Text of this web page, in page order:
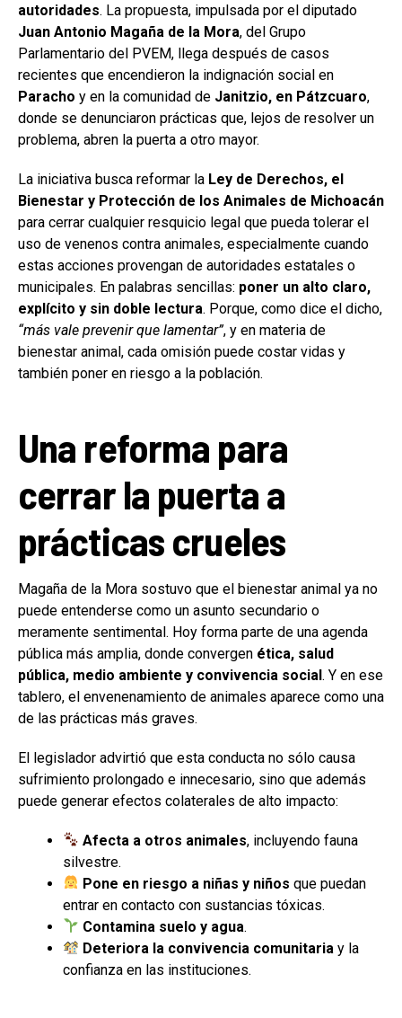
autoridades. La propuesta, impulsada por el diputado
Juan Antonio Magaña de la Mora, del Grupo
Parlamentario del PVEM, llega después de casos
recientes que encendieron la indignación social en
Paracho y en la comunidad de Janitzio, en Pátzcuaro,
donde se denunciaron prácticas que, lejos de resolver un
problema, abren la puerta a otro mayor.
La iniciativa busca reformar la Ley de Derechos, el
Bienestar y Protección de los Animales de Michoacán
para cerrar cualquier resquicio legal que pueda tolerar el
uso de venenos contra animales, especialmente cuando
estas acciones provengan de autoridades estatales o
municipales. En palabras sencillas: poner un alto claro,
explícito y sin doble lectura. Porque, como dice el dicho,
“más vale prevenir que lamentar”, y en materia de
bienestar animal, cada omisión puede costar vidas y
también poner en riesgo a la población.
Una reforma para
cerrar la puerta a
prácticas crueles
Magaña de la Mora sostuvo que el bienestar animal ya no
puede entenderse como un asunto secundario o
meramente sentimental. Hoy forma parte de una agenda
pública más amplia, donde convergen ética, salud
pública, medio ambiente y convivencia social. Y en ese
tablero, el envenenamiento de animales aparece como una
de las prácticas más graves.
El legislador advirtió que esta conducta no sólo causa
sufrimiento prolongado e innecesario, sino que además
puede generar efectos colaterales de alto impacto:
Afecta a otros animales, incluyendo fauna
silvestre.
Pone en riesgo a niñas y niños que puedan
entrar en contacto con sustancias tóxicas.
Contamina suelo y agua.
Deteriora la convivencia comunitaria y la
confianza en las instituciones.